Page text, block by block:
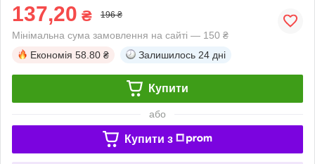
137,20 ₴ 196 ₴
Мінімальна сума замовлення на сайті — 150 ₴
Економія 58.80 ₴ Залишилось 24 дні
Купити
або
Купити з